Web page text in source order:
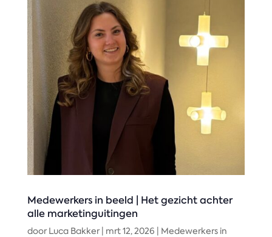
Medewerkers in beeld | Het gezicht achter
alle marketinguitingen
door Luca Bakker| mrt 12, 2026
Medewerkers in